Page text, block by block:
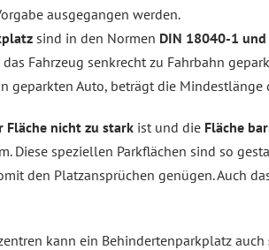
ausgegangen werden.
sind in den Normen DIN 18040-1
Fahrzeug senkrecht zu Fahrbahn
geparkten Auto, beträgt die Mindestlänge
Fläche nicht zu stark ist und die Fläche
Diese speziellen Parkflächen sind so
den Platzansprüchen genügen. Auch
kann ein Behindertenparkplatz auch